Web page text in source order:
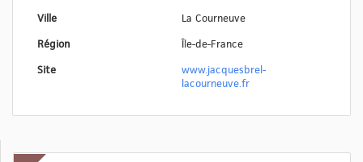
Ville
La Courneuve
Région
Île-de-France
Site
www.jacquesbrel-
lacourneuve.fr